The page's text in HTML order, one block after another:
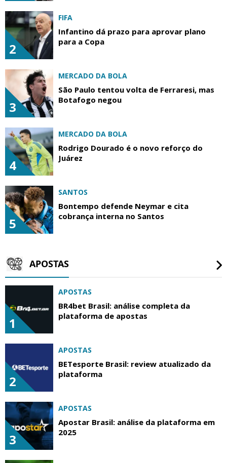
2
FIFA
Infantino dá prazo para aprovar plano
para a Copa
3
MERCADO DA BOLA
São Paulo tentou volta de Ferraresi, mas
Botafogo negou
4
MERCADO DA BOLA
Rodrigo Dourado é o novo reforço do
Juárez
5
SANTOS
Bontempo defende Neymar e cita
cobrança interna no Santos
APOSTAS
1
APOSTAS
BR4bet Brasil: análise completa da
plataforma de apostas
2
APOSTAS
BETesporte Brasil: review atualizado da
plataforma
3
APOSTAS
Apostar Brasil: análise da plataforma em
2025